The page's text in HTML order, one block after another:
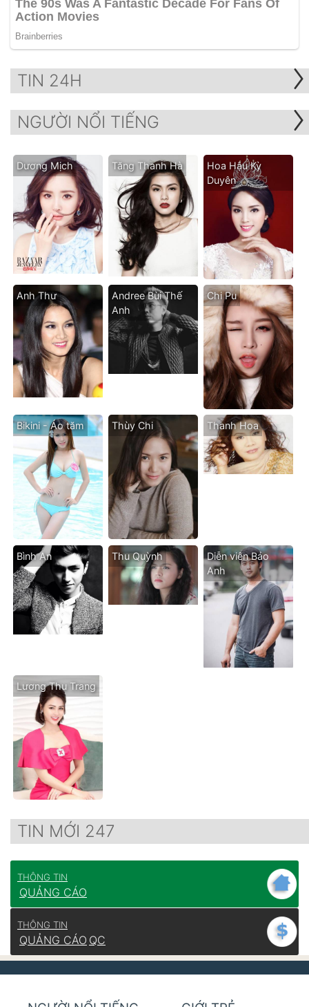
TIN 24H
NGƯỜI NỔI TIẾNG
Dương Mịch Tăng Thanh Hà
Hoa Hậu Kỳ
Duyên
Anh Thư
Andree Bùi Thế
Anh
Chi Pu
Bikini - Áo tăm Thùy Chi Thanh Hoa
Bình An Thu Quỳnh
Diễn viên Bảo
Anh
Lương Thu Trang
TIN MỚI 247
THÔNG TIN
QUẢNG CÁO
THÔNG TIN
QUẢNG CÁO QC